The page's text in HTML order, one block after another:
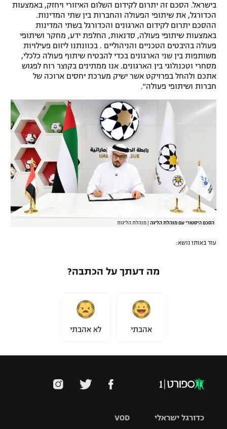
בישראל. הסכם זה יתרום לקידום השלום האיזורי ויחזק, באמצעות
הכדורגל, את שיתופי הפעולה והחברות בין שתי המדינות.
ההסכם יתרום לקידום הארגונים והכדורגל בשתי המדינות
באמצעות שיתופי פעולה, סדנאות, החלפת ידע, מחקר ושיתופי
פעולה בהיבטים הטכניים והניהוליים . בכוונתנו ליזום פעילויות
משותפות בין שני הארגונים בכדי להבטיח שיתוף פעולה כלכלי,
מסחרי וטכנולוגי בין הארגונים. אנו ממתינים בקוצר רוח לפגוש
אתכם ולהחל בפרויקט אשר ישיק מערכת יחסים ארוכה של
חברות ושיתופי פעולה".
הסכם היסטורי עם מנהלת הליגה מנהלת הליגות
עוד באותו נושא:
מה דעתך על הכתבה?
אהבתי לא אהבתי
VOD כדורגל ישראלי